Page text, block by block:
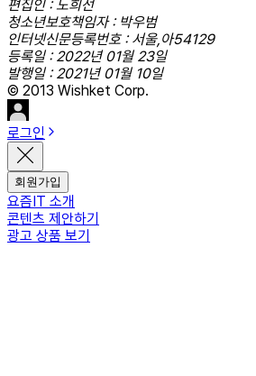
편집인 : 노희선
청소년보호책임자 : 박우범
인터넷신문등록번호 : 서울,아54129
등록일 : 2022년 01월 23일
발행일 : 2021년 01월 10일
© 2013 Wishket Corp.
로그인
회원가입
요즘IT 소개
콘텐츠 제안하기
광고 상품 보기